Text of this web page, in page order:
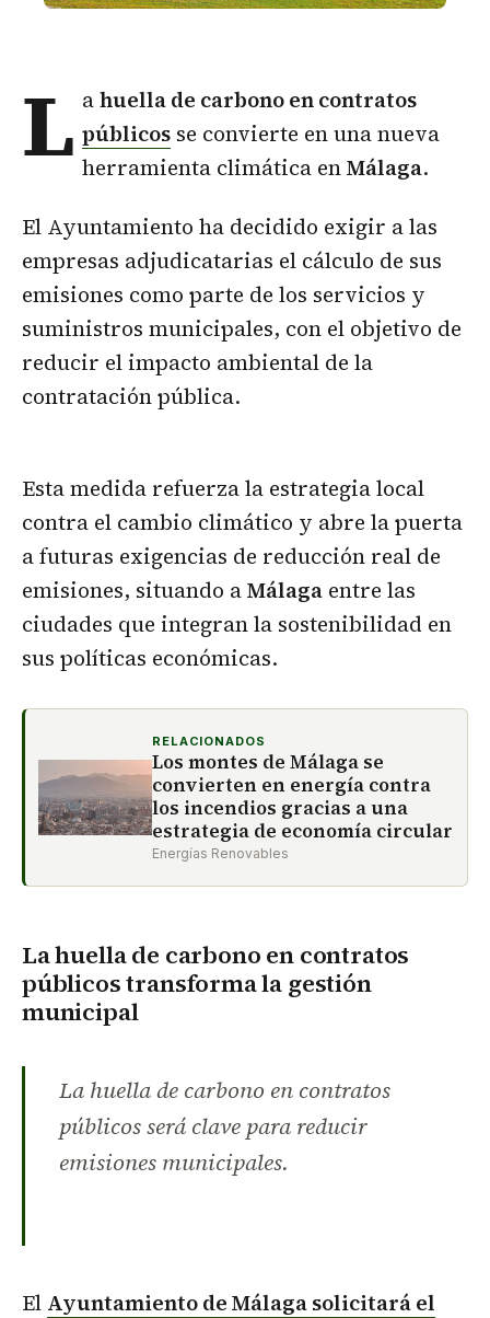
L ahuella de carbono en contratos
públicos se convierte en una nueva
herramienta climática enMálaga.
El Ayuntamiento ha decidido exigir a las
empresas adjudicatarias el cálculo de sus
emisiones como parte de los servicios y
suministros municipales, con el objetivo de
reducir el impacto ambiental de la
contratación pública.
Esta medida refuerza la estrategia local
contra el cambio climático y abre la puerta
a futuras exigencias de reducción real de
emisiones, situando aMálaga entre las
ciudades que integran la sostenibilidad en
sus políticas económicas.
RELACIONADOS
Los montes de Málaga se
convierten en energía contra
los incendios gracias a una
estrategia de economía circular
Energías Renovables
La huella de carbono en contratos
públicos transforma la gestión
municipal
La huella de carbono en contratos
públicos será clave para reducir
emisiones municipales.
El Ayuntamiento de Málaga solicitará el